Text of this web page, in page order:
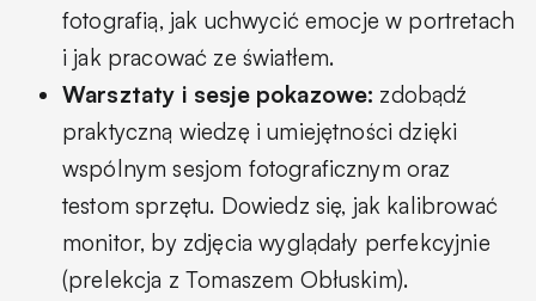
fotografią, jak uchwycić emocje w portretach
i jak pracować ze światłem.
Warsztaty i sesje pokazowe: zdobądź
praktyczną wiedzę i umiejętności dzięki
wspólnym sesjom fotograficznym oraz
testom sprzętu. Dowiedz się, jak kalibrować
monitor, by zdjęcia wyglądały perfekcyjnie
(prelekcja z Tomaszem Obłuskim).